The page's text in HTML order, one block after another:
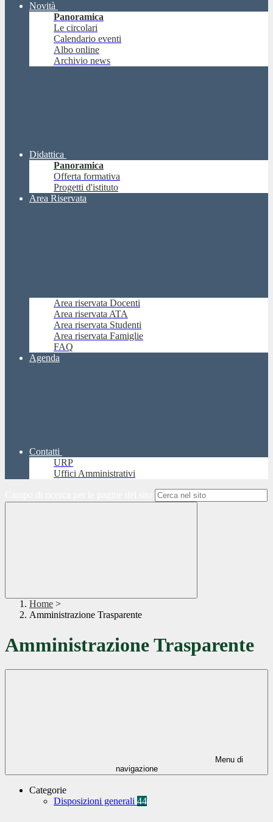
Novità
Panoramica
Le circolari
Calendario eventi
Albo online
Archivio news
Didattica
Panoramica
Offerta formativa
Progetti d'istituto
Area Riservata
Area riservata Docenti
Area riservata ATA
Area riservata Studenti
Area riservata Famiglie
FAQ
Agenda
Contatti
URP
Uffici Amministrativi
Home >
Amministrazione Trasparente
Amministrazione Trasparente
Menu di
navigazione
Categorie
Disposizioni generali 44